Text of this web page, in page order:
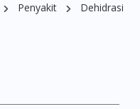
Penyakit Dehidrasi